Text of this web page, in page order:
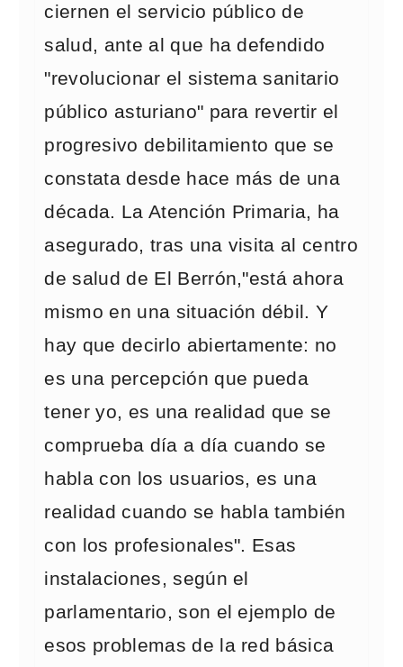
ciernen el servicio público de
salud, ante al que ha defendido
"revolucionar el sistema sanitario
público asturiano" para revertir el
progresivo debilitamiento que se
constata desde hace más de una
década. La Atención Primaria, ha
asegurado, tras una visita al centro
de salud de El Berrón,"está ahora
mismo en una situación débil. Y
hay que decirlo abiertamente: no
es una percepción que pueda
tener yo, es una realidad que se
comprueba día a día cuando se
habla con los usuarios, es una
realidad cuando se habla también
con los profesionales". Esas
instalaciones, según el
parlamentario, son el ejemplo de
esos problemas de la red básica